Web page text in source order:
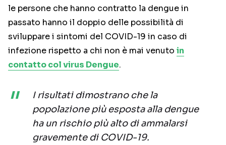
le persone che hanno contratto la dengue in
passato hanno il doppio delle possibilità di
sviluppare i sintomi del COVID-19 in caso di
infezione rispetto a chi non è mai venuto in
contatto col virus Dengue.
I risultati dimostrano che la
popolazione più esposta alla dengue
ha un rischio più alto di ammalarsi
gravemente di COVID-19.